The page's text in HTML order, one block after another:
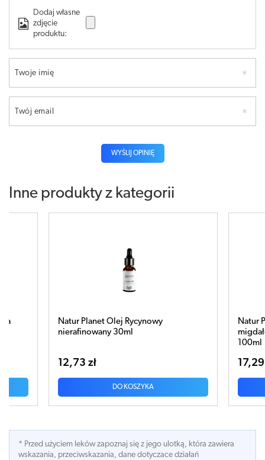
Dodaj własne
zdjęcie
produktu:
Twoje imię
Twój email
WYŚLIJ OPINIĘ
Inne produkty z kategorii
Natur Planet Olej ze Słodkich
migdałów aroma - zielona herbata
17,29 zł
DO KOSZYKA
* Przed użyciem leków zapoznaj się z jego ulotką, która zawiera
wskazania, przeciwskazania, dane dotyczace działań